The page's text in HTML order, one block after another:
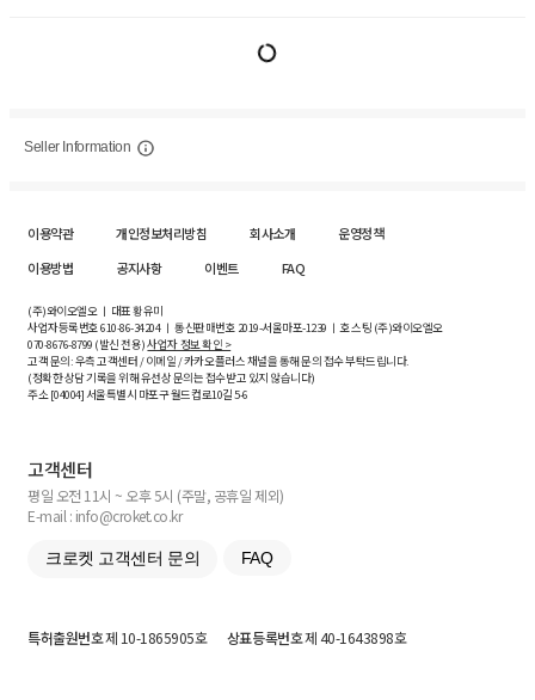
Seller Information
이용약관 개인정보처리방침 회사소개
운영정책
이용방법
공지사항 이벤트 FAQ
(주)와이오엘오 ㅣ 대표 황유미
사업자등록번호610-86-34204ㅣ 통신판매번호 2019-서울마포-1239 ㅣ 호스팅 (주)와이오엘오
070-8676-8799 (발신 전용)사업자 정보 확인 >
고객 문의: 우측 고객센터 / 이메일 / 카카오플러스 채널을 통해 문의 접수 부탁드립니다.
(정확한 상담 기록을 위해 유선상 문의는 접수받고 있지 않습니다)
주소 [04004] 서울특별시 마포구 월드컵로10길5-6
고객센터
평일 오전 11시 ~ 오후 5시 (주말, 공휴일 제외)
E-mail : info@croket.co.kr
크로켓 고객센터 문의 FAQ
특허출원번호제 10-1865905호 상표등록번호제 40-1643898호